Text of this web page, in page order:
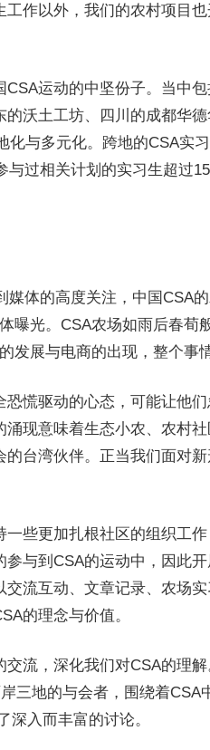
作以外，我们的农村项目
运动的中坚份子。当中
沃土工坊、四川的成都华
与多元化。跨地的CSA实
过相关计划的实习生超过
体的高度关注，中国CSA
曝光。CSA农场如雨后春荀
发展与电商的出现，整个事
慌驱动的心态，可能让他
现意味着生态小农、农村
台湾伙伴。正当我们面对
些更加扎根社区的组织工
与到CSA的运动中，因此
流互动、文章记录、农场
的理念与价值。
流，深化我们对CSA的理
三地的与会者，围绕着CSA
入而丰富的讨论。